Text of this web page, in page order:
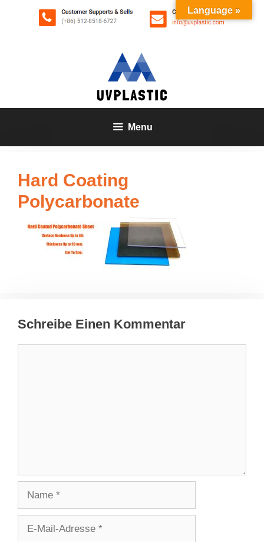
Menu
Hard Coating
Polycarbonate
Schreibe Einen Kommentar
Language »